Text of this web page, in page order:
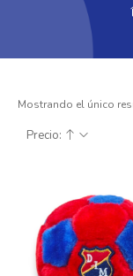
Mostrando el único
Precio: